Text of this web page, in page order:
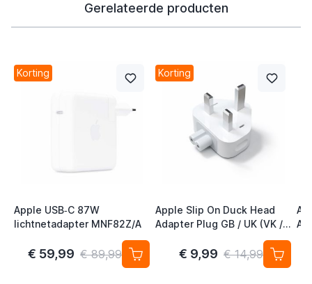
Gerelateerde producten
Korting
Apple USB‑C 87W
lichtnetadapter MNF82Z/A
€ 59,99 € 89,99
Korting
Apple Slip On Duck Head
Adapter Plug GB / UK (VK /
€ 9,99 € 14,99